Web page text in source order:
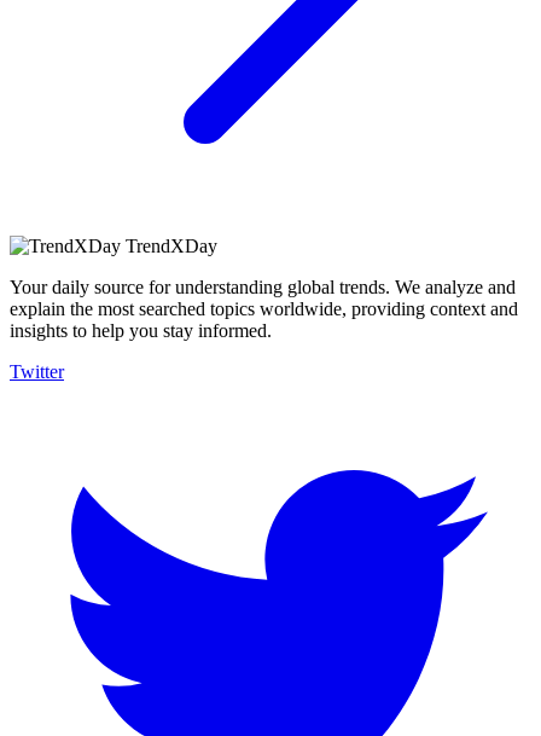
TrendXDay
Your daily source for understanding global trends. We analyze and
explain the most searched topics worldwide, providing context and
insights to help you stay informed.
Twitter